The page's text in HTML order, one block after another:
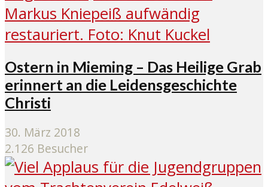
Ostern in Mieming – Das Heilige Grab
erinnert an die Leidensgeschichte
Christi
30. März 2018
2.126 Besucher